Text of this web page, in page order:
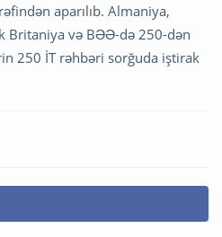
aparılıb. Almaniya,
Britaniya və BƏƏ-də 250-dən
250 İT rəhbəri sorğuda iştirak